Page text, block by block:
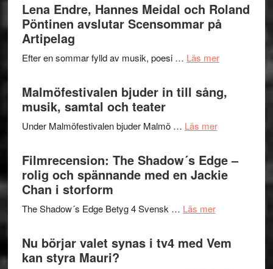
Delvis
bortom
terräng
–
Lena Endre, Hannes Meidal och Roland
Pöntinen avslutar Scensommar på
Artipelag
Efter en sommar fylld av musik, poesi … Läs merom
Hannes
Pöntinen
avslutar
Malmöfestivalen bjuder in till sång,
musik, samtal och teater
Under Malmöfestivalen bjuder Malmö … Läs merom
in
till
och
Filmrecension: The Shadow´s Edge –
rolig och spännande med en Jackie
Chan i storform
The Shadow´s Edge Betyg 4 Svensk … Läs merom
Shadow
Nu börjar valet synas i tv4 med Vem
kan styra Mauri?